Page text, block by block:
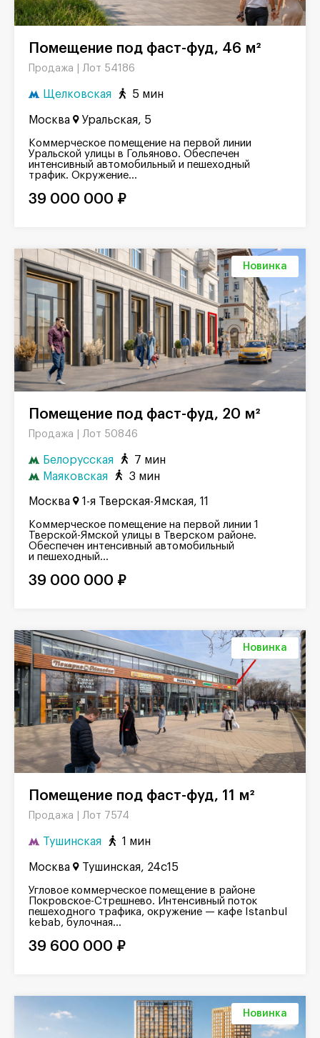
Помещение под фаст-фуд, 46 м²
Продажа | Лот 54186
Щелковская 5 мин
Москва Уральская, 5
Коммерческое помещение на первой линии
Уральской улицы в Гольяново. Обеспечен
интенсивный автомобильный и пешеходный
трафик. Окружение...
39 000 000 ₽
Новинка
Помещение под фаст-фуд, 20 м²
Продажа | Лот 50846
Белорусская
7 мин
Маяковская
3 мин
Москва 1-я Тверская-Ямская, 11
Коммерческое помещение на первой линии 1
Тверской-Ямской улицы в Тверском районе.
Обеспечен интенсивный автомобильный
и пешеходный...
39 000 000 ₽
Новинка
Помещение под фаст-фуд, 11 м²
Продажа | Лот 7574
Тушинская 1 мин
Москва Тушинская, 24с15
Угловое коммерческое помещение в районе
Покровское-Стрешнево. Интенсивный поток
пешеходного трафика, окружение — кафе Istanbul
kebab, булочная...
39 600 000 ₽
Новинка